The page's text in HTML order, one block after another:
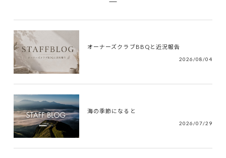
オーナーズクラブBBQと近況報告
2026/08/04
海の季節になると
2026/07/29